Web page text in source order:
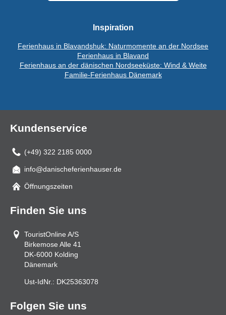
Inspiration
Ferienhaus in Blavandshuk: Naturmomente an der Nordsee
Ferienhaus in Blavand
Ferienhaus an der dänischen Nordseeküste: Wind & Weite
Familie-Ferienhaus Dänemark
Kundenservice
(+49) 322 2185 0000
Mail
info@danischeferienhauser.de
Öffnungszeiten
Finden Sie uns
TouristOnline A/S
Birkemose Alle 41
DK-6000 Kolding
Dänemark
Ust-IdNr.: DK25363078
Folgen Sie uns